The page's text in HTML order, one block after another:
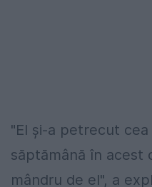
"El şi-a petrecut
săptămână în acest
mândru de el", a